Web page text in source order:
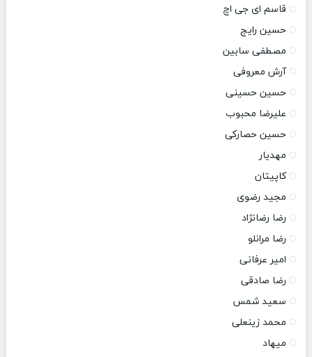
قاسم ای جی اچ
حسین رایج
مصطفی سابین
آرش معروفی
حسین حسینی
علیرضا محبوب
حسین حصارکی
مهدیار
کاپیتان
مجید رضوی
رضا رضانژاد
رضا مرانلو
امیر عرفانی
رضا صادقی
سعید شمس
محمد زینعلی
میهاد